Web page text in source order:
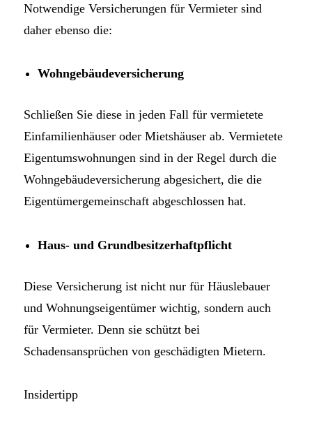
Notwendige Versicherungen für Vermieter sind
daher ebenso die:
Wohngebäudeversicherung
Schließen Sie diese in jeden Fall für vermietete
Einfamilienhäuser oder Mietshäuser ab. Vermietete
Eigentumswohnungen sind in der Regel durch die
Wohngebäudeversicherung abgesichert, die die
Eigentümergemeinschaft abgeschlossen hat.
Haus- und Grundbesitzerhaftpflicht
Diese Versicherung ist nicht nur für Häuslebauer
und Wohnungseigentümer wichtig, sondern auch
für Vermieter. Denn sie schützt bei
Schadensansprüchen von geschädigten Mietern.
Insidertipp